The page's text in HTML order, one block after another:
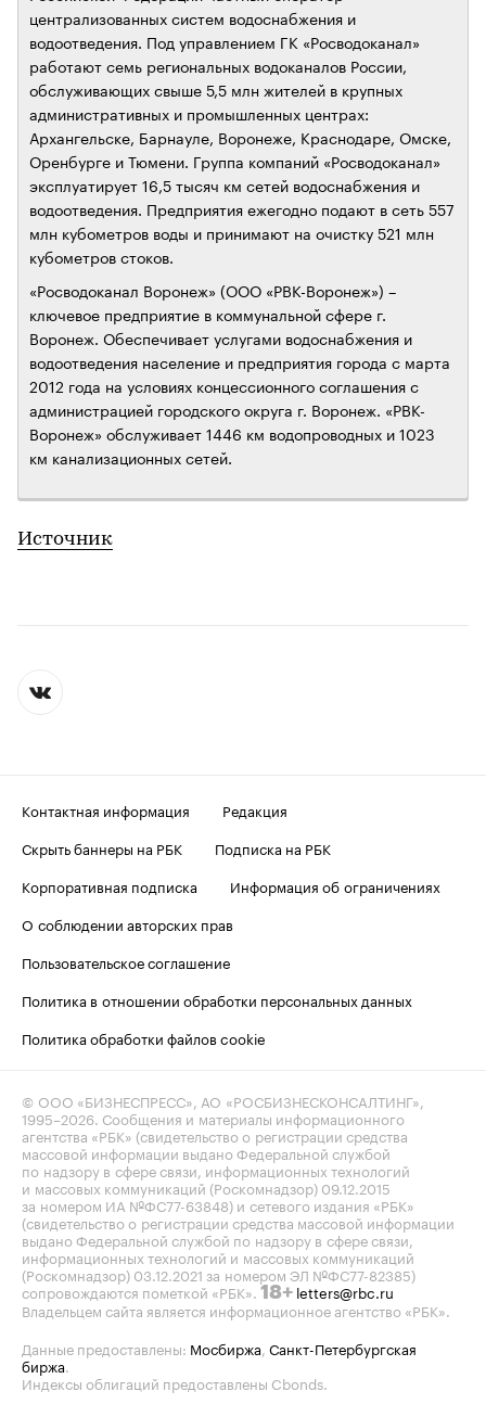
централизованных систем водоснабжения и
водоотведения. Под управлением ГК «Росводоканал»
работают семь региональных водоканалов России,
обслуживающих свыше 5,5 млн жителей в крупных
административных и промышленных центрах:
Архангельске, Барнауле, Воронеже, Краснодаре, Омске,
Оренбурге и Тюмени. Группа компаний «Росводоканал»
эксплуатирует 16,5 тысяч км сетей водоснабжения и
водоотведения. Предприятия ежегодно подают в сеть 557
млн кубометров воды и принимают на очистку 521 млн
кубометров стоков.
«Росводоканал Воронеж» (ООО «РВК-Воронеж») –
ключевое предприятие в коммунальной сфере г.
Воронеж. Обеспечивает услугами водоснабжения и
водоотведения население и предприятия города с марта
2012 года на условиях концессионного соглашения с
администрацией городского округа г. Воронеж. «РВК-
Воронеж» обслуживает 1446 км водопроводных и 1023
км канализационных сетей.
Источник
Контактная информация
Редакция
Скрыть баннеры на РБК
Подписка на РБК
Корпоративная подписка
Информация об ограничениях
О соблюдении авторских прав
Пользовательское соглашение
Политика в отношении обработки персональных данных
Политика обработки файлов cookie
© ООО «БИЗНЕСПРЕСС», АО «РОСБИЗНЕСКОНСАЛТИНГ»,
1995–2026 . Сообщения и материалы информационного
агентства «РБК» (свидетельство о регистрации средства
массовой информации выдано Федеральной службой
по надзору в сфере связи, информационных технологий
и массовых коммуникаций (Роскомнадзор) 09.12.2015
за номером ИА №ФС77-63848) и сетевого издания «РБК»
(свидетельство о регистрации средства массовой информации
выдано Федеральной службой по надзору в сфере связи,
информационных технологий и массовых коммуникаций
(Роскомнадзор) 03.12.2021 за номером ЭЛ №ФС77-82385)
сопровождаются пометкой «РБК». 18+ letters@rbc.ru
Владельцем сайта является информационное агентство «РБК».
Данные предоставлены: Мосбиржа Санкт-Петербургская
биржа
Индексы облигаций предоставлены Cbonds.